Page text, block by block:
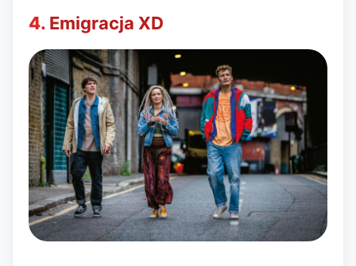
4. Emigracja XD